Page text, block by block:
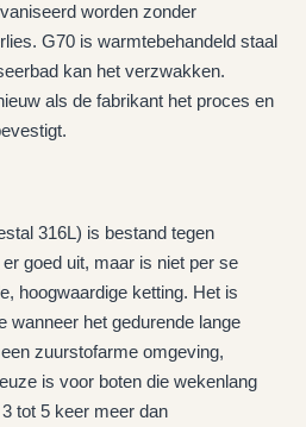
worden zonder
G70 is warmtebehandeld staal
kan het verzwakken.
als de fabrikant het proces en
316L) is bestand tegen
goed uit, maar is niet per se
hoogwaardige ketting. Het is
wanneer het gedurende lange
zuurstofarme omgeving,
is voor boten die wekenlang
tot 5 keer meer dan